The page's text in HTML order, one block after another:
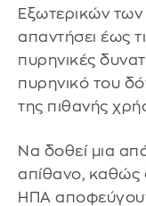
Εξωτερικών
απαντήσει έως
πυρηνικές
πυρηνικό του
της πιθανής
Να δοθεί μια
απίθανο, καθώς
ΗΠΑ αποφεύγουν